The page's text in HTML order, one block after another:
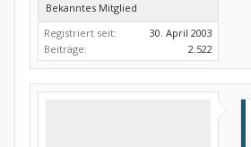
Bekanntes Mitglied
Registriert seit:
30. April 2003
Beiträge:
2.522